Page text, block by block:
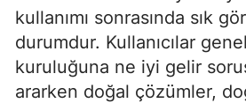
kullanımı sonrasında sık
durumdur. Kullanıcılar
kuruluğuna ne iyi gelir
ararken doğal çözümler,